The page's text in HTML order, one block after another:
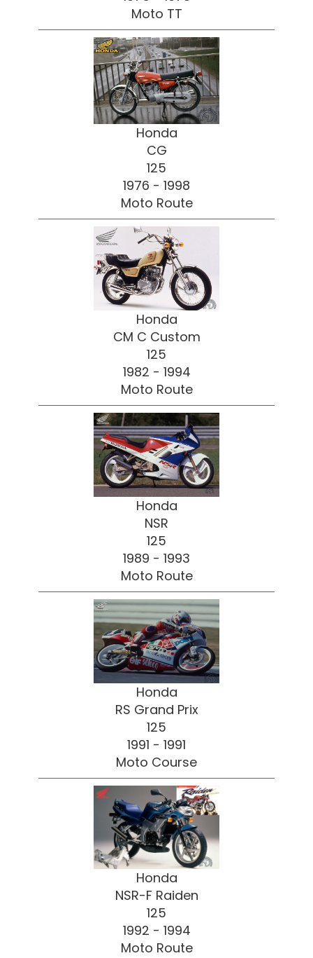
Moto TT
Honda
CG
125
1976 - 1998
Moto Route
Honda
CM C Custom
125
1982 - 1994
Moto Route
Honda
NSR
125
1989 - 1993
Moto Route
Honda
RS Grand Prix
125
1991 - 1991
Moto Course
Honda
NSR-F Raiden
125
1992 - 1994
Moto Route